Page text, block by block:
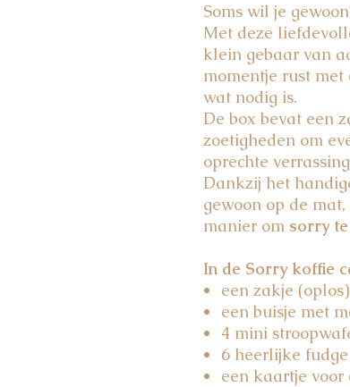
Soms wil je
Met deze
klein gebaar van
momentje rust
wat nodig is.
De box bevat een
zoetigheden om
oprechte
Dankzij het
gewoon op de
manier om sorry
In de Sorry koffie
een zakje
een buisje met
4 mini
6 heerlijke
een kaartje